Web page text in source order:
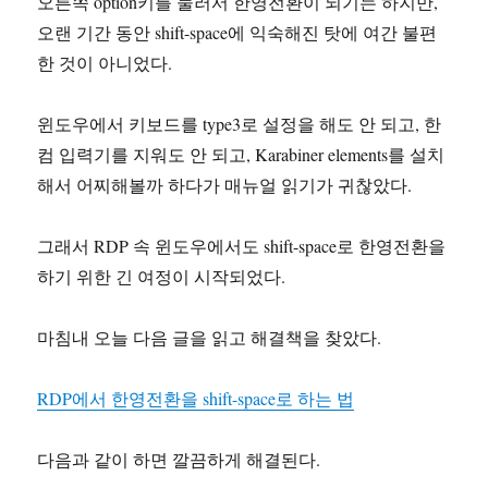
오랜 기간 동안 shift-space에 익숙해진 탓에 여간 불편
한 것이 아니었다.
윈도우에서 키보드를 type3로 설정을 해도 안 되고, 한
컴 입력기를 지워도 안 되고, Karabiner elements를 설치
해서 어찌해볼까 하다가 매뉴얼 읽기가 귀찮았다.
그래서 RDP 속 윈도우에서도 shift-space로 한영전환을
하기 위한 긴 여정이 시작되었다.
마침내 오늘 다음 글을 읽고 해결책을 찾았다.
RDP에서 한영전환을 shift-space로 하는 법
다음과 같이 하면 깔끔하게 해결된다.